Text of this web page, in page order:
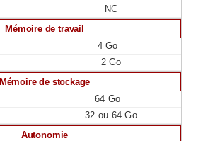
NC
Mémoire de travail
4 Go
2 Go
Mémoire de stockage
64 Go
32 ou 64 Go
Autonomie